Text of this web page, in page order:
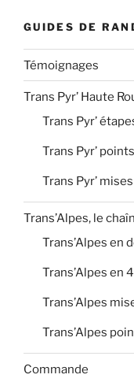
GUIDES DE
Témoignages
Trans Pyr’ Haute
Trans Pyr’
Trans Pyr’
Trans Pyr’
Trans’Alpes, le
Trans’Alpes en
Trans’Alpes en
Trans’Alpes
Trans’Alpes
Commande